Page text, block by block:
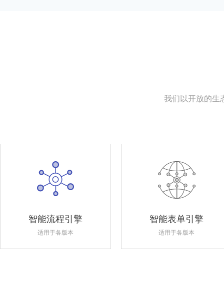
我们以开放的生
智能流程引擎
适用于各版本
智能表单引擎
适用于各版本